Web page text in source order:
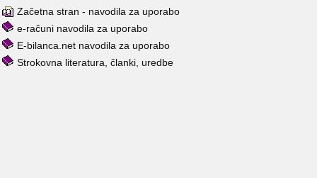
Začetna stran - navodila za uporabo
e-računi navodila za uporabo
E-bilanca.net navodila za uporabo
Strokovna literatura, članki, uredbe